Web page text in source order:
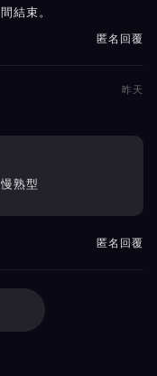
結束。
匿名回覆
昨天
熟型
匿名回覆